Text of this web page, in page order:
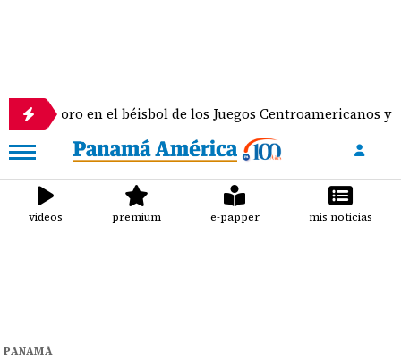
el béisbol de los Juegos Centroamericanos y del Caribe
videos premium e-papper mis noticias
PANAMÁ